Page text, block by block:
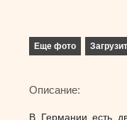
Еще фото
Описание:
В Германии есть